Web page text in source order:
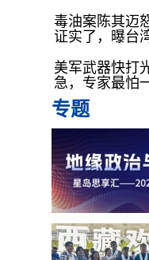
毒油案陈其迈
证实了，曝台
美军武器快打
急，专家最怕
专题